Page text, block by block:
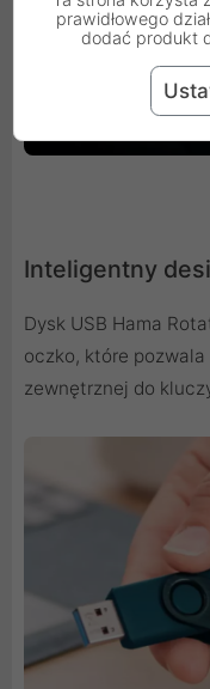
Inteligentny
Dysk USB Hama
oczko, które
zewnętrznej do
prawidłowego
dodać produkt